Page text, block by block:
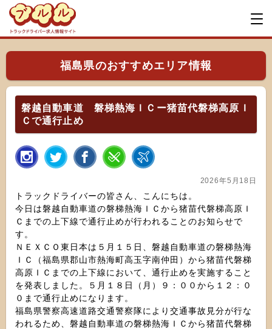
福島県のおすすめエリア情報
磐越自動車道 磐梯熱海ＩＣー猪苗代磐梯高原Ｉ
Ｃで通行止め
2026年5月18日
トラックドライバーの皆さん、こんにちは。
今日は磐越自動車道の磐梯熱海ＩＣから猪苗代磐梯高原Ｉ
Ｃまでの上下線で通行止めが行われることのお知らせで
す。
ＮＥＸＣＯ東日本は５月１５日、磐越自動車道の磐梯熱海
ＩＣ（福島県郡山市熱海町高玉字南仲田）から猪苗代磐梯
高原ＩＣまでの上下線において、通行止めを実施すること
を発表しました。５月１８日（月）９：００から１２：０
０まで通行止めになります。
福島県警察高速道路交通警察隊により交通事故見分が行な
われるため、磐越自動車道の磐梯熱海ＩＣから猪苗代磐梯